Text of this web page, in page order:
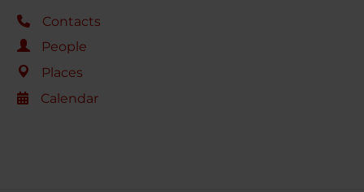
Contacts
People
Places
Calendar